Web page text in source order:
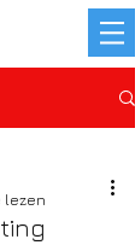
lezen